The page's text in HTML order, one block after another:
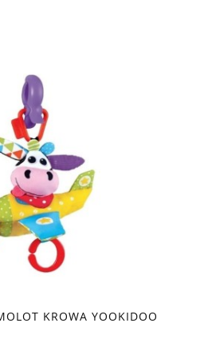
KROWA YOOKIDOO